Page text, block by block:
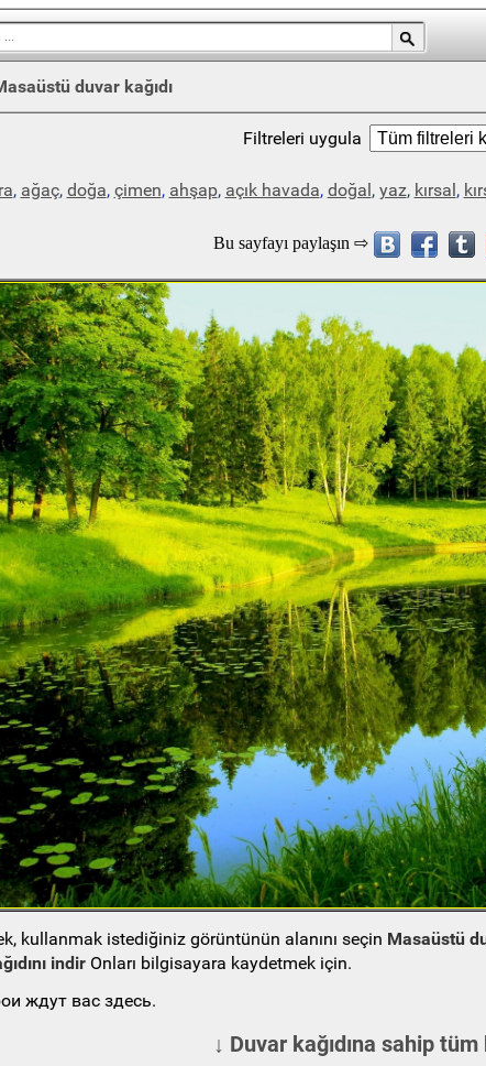
duvar kağıdı
Filtreleri uygula
, ağaç, doğa, çimen, ahşap, açık havada, doğal, yaz, kırsal,
kullanmak istediğiniz görüntünün alanını seçin Masaüstü
indir Onları bilgisayara kaydetmek için.
ждут вас здесь.
↓ Duvar kağıdına sahip